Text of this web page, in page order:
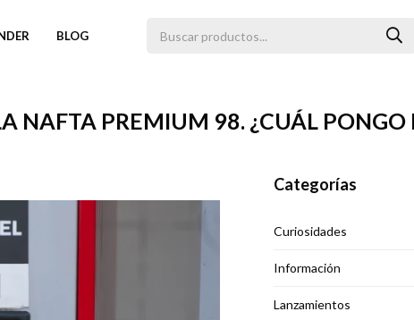
BLOG
NAFTA PREMIUM 98. ¿CUÁL
Categorías
Curiosidades
Información
Lanzamientos